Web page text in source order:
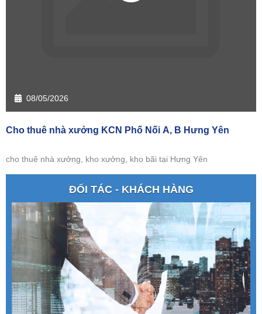
08/05/2026
Cho thuê nhà xưởng KCN Phố Nối A, B Hưng Yên
cho thuê nhà xưởng, kho xưởng, kho bãi tại Hưng Yên
ĐỐI TÁC - KHÁCH HÀNG